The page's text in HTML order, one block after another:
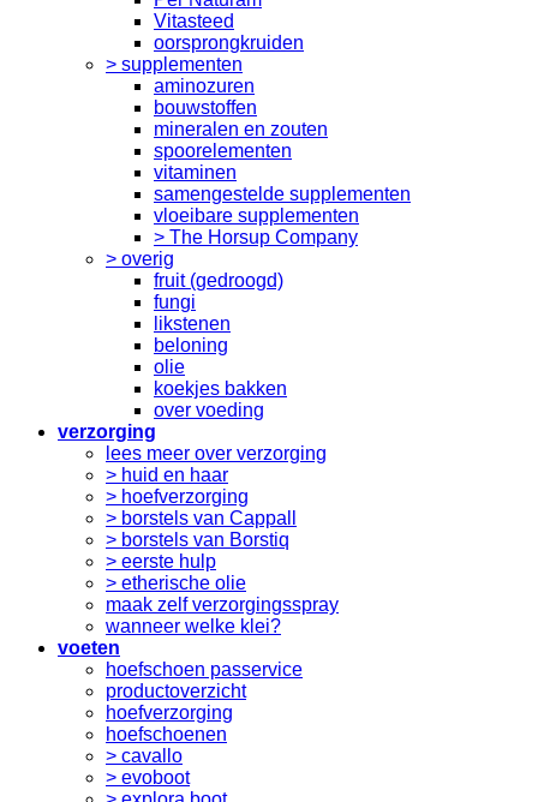
Vitasteed
oorsprongkruiden
> supplementen
aminozuren
bouwstoffen
mineralen en zouten
spoorelementen
vitaminen
samengestelde supplementen
vloeibare supplementen
> The Horsup Company
> overig
fruit (gedroogd)
fungi
likstenen
beloning
olie
koekjes bakken
over voeding
verzorging
lees meer over verzorging
> huid en haar
> hoefverzorging
> borstels van Cappall
> borstels van Borstiq
> eerste hulp
> etherische olie
maak zelf verzorgingsspray
wanneer welke klei?
voeten
hoefschoen passervice
productoverzicht
hoefverzorging
hoefschoenen
> cavallo
> evoboot